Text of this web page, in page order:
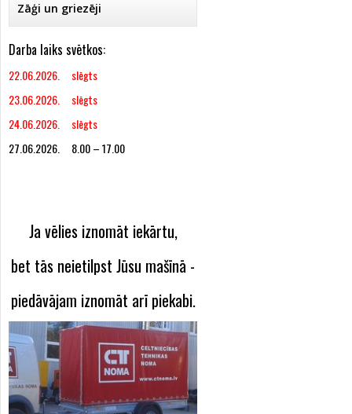
Zāģi un griezēji
Darba laiks svētkos:
22.06.2026. slēgts
23.06.2026. slēgts
24.06.2026. slēgts
27.06.2026. 8.00 – 17.00
Ja vēlies iznomāt iekārtu,
bet tās neietilpst Jūsu mašīnā -
piedāvājam iznomāt arī piekabi.